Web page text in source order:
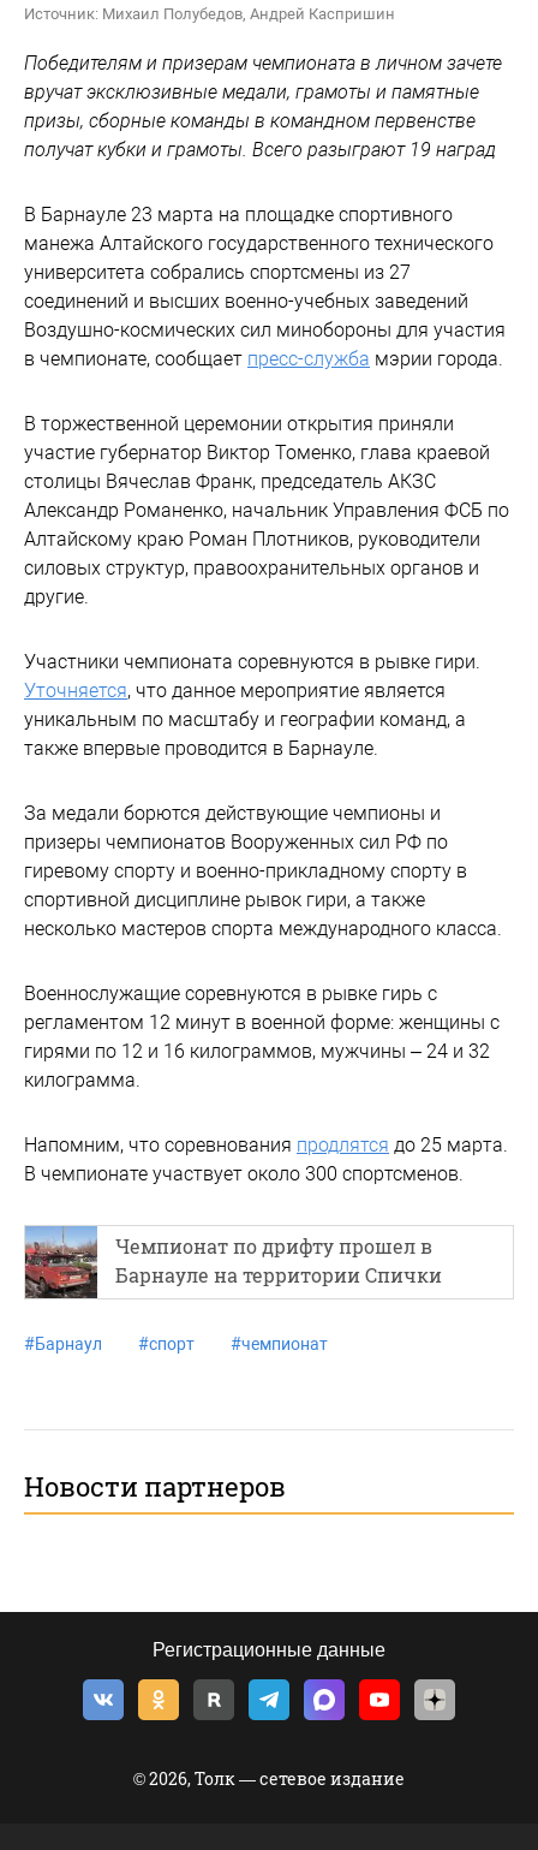
Источник: Михаил Полубедов, Андрей Каспришин
Победителям и призерам чемпионата в личном зачете
вручат эксклюзивные медали, грамоты и памятные
призы, сборные команды в командном первенстве
получат кубки и грамоты. Всего разыграют 19 наград
В Барнауле 23 марта на площадке спортивного
манежа Алтайского государственного технического
университета собрались спортсмены из 27
соединений и высших военно-учебных заведений
Воздушно-космических сил минобороны для участия
в чемпионате, сообщает пресс-служба мэрии города.
В торжественной церемонии открытия приняли
участие губернатор Виктор Томенко, глава краевой
столицы Вячеслав Франк, председатель АКЗС
Александр Романенко, начальник Управления ФСБ по
Алтайскому краю Роман Плотников, руководители
силовых структур, правоохранительных органов и
другие.
Участники чемпионата соревнуются в рывке гири.
Уточняется, что данное мероприятие является
уникальным по масштабу и географии команд, а
также впервые проводится в Барнауле.
За медали борются действующие чемпионы и
призеры чемпионатов Вооруженных сил РФ по
гиревому спорту и военно-прикладному спорту в
спортивной дисциплине рывок гири, а также
несколько мастеров спорта международного класса.
Военнослужащие соревнуются в рывке гирь с
регламентом 12 минут в военной форме: женщины с
гирями по 12 и 16 килограммов, мужчины – 24 и 32
килограмма.
Напомним, что соревнования продлятся до 25 марта.
В чемпионате участвует около 300 спортсменов.
Чемпионат по дрифту прошел в
Барнауле на территории Спички
#Барнаул #спорт #чемпионат
Новости партнеров
Регистрационные данные
© 2026, Толк — сетевое издание